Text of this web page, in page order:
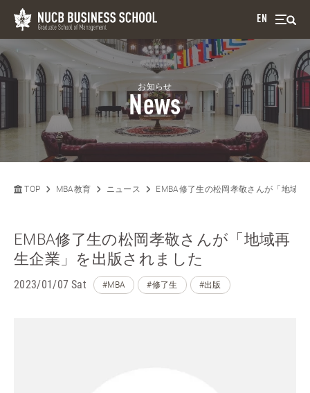
EN
お知らせ
News
TOP MBA教育 ニュース EMBA修了生の松岡孝敬さんが「地域
EMBA修了生の松岡孝敬さんが「地域再
生企業」を出版されました
2023/01/07 Sat #MBA #修了生 #出版